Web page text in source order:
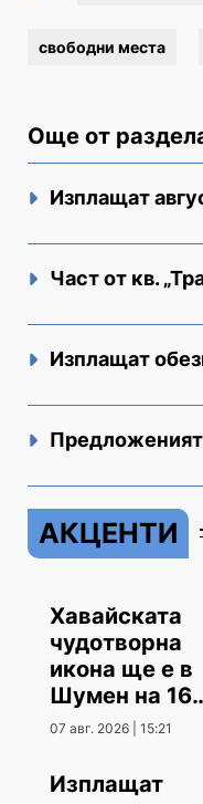
свободни места
Още от
Изплащат
Част от кв.
Изплащат
АКЦЕНТИ
Хавайската
чудотворна
икона ще е в
Шумен на 16
август
07 авг. 2026 | 15:21
Изплащат